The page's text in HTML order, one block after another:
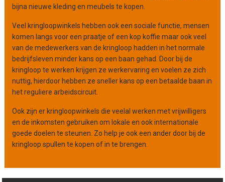
bijna nieuwe kleding en meubels te kopen.
Veel kringloopwinkels hebben ook een sociale functie, mensen
komen langs voor een praatje of een kop koffie maar ook veel
van de medewerkers van de kringloop hadden in het normale
bedrijfsleven minder kans op een baan gehad. Door bij de
kringloop te werken krijgen ze werkervaring en voelen ze zich
nuttig, hierdoor hebben ze sneller kans op een betaalde baan in
het reguliere arbeidscircuit.
Ook zijn er kringloopwinkels die veelal werken met vrijwilligers
en de inkomsten gebruiken om lokale en ook internationale
goede doelen te steunen. Zo help je ook een ander door bij de
kringloop spullen te kopen of in te brengen.